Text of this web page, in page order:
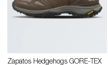
Zapatos Hedgehogs GORE-TEX